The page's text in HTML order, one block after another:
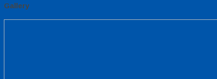
Gallery